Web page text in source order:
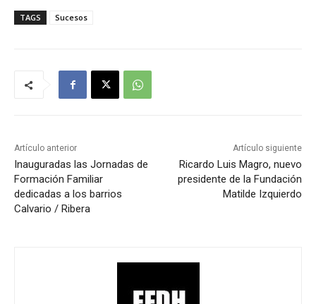
TAGS Sucesos
Artículo anterior
Inauguradas las Jornadas de
Formación Familiar
dedicadas a los barrios
Calvario / Ribera
Artículo siguiente
Ricardo Luis Magro, nuevo
presidente de la Fundación
Matilde Izquierdo